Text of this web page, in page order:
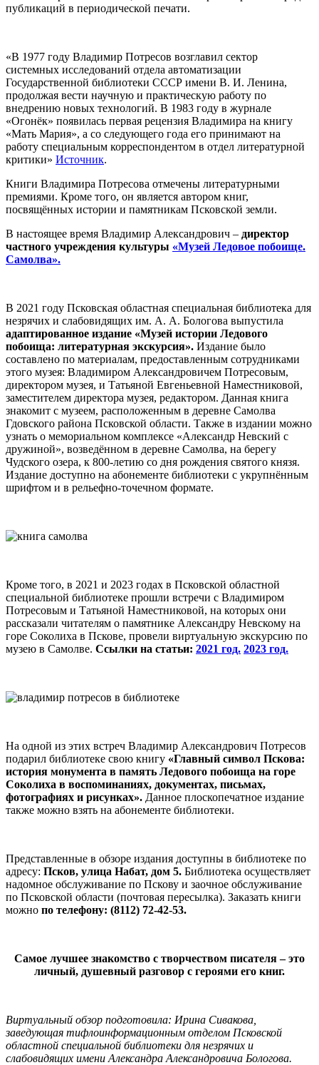
публикаций в периодической печати.
«В 1977 году Владимир Потресов возглавил сектор
системных исследований отдела автоматизации
Государственной библиотеки СССР имени В. И. Ленина,
продолжая вести научную и практическую работу по
внедрению новых технологий. В 1983 году в журнале
«Огонёк» появилась первая рецензия Владимира на книгу
«Мать Мария», а со следующего года его принимают на
работу специальным корреспондентом в отдел литературной
критики» Источник.
Книги Владимира Потресова отмечены литературными
премиями. Кроме того, он является автором книг,
посвящённых истории и памятникам Псковской земли.
В настоящее время Владимир Александрович – директор
частного учреждения культуры «Музей Ледовое побоище.
Самолва».
В 2021 году Псковская областная специальная библиотека для
незрячих и слабовидящих им. А. А. Бологова выпустила
адаптированное издание «Музей истории Ледового
побоища: литературная экскурсия». Издание было
составлено по материалам, предоставленным сотрудниками
этого музея: Владимиром Александровичем Потресовым,
директором музея, и Татьяной Евгеньевной Наместниковой,
заместителем директора музея, редактором. Данная книга
знакомит с музеем, расположенным в деревне Самолва
Гдовского района Псковской области. Также в издании можно
узнать о мемориальном комплексе «Александр Невский с
дружиной», возведённом в деревне Самолва, на берегу
Чудского озера, к 800-летию со дня рождения святого князя.
Издание доступно на абонементе библиотеки с укрупнённым
шрифтом и в рельефно-точечном формате.
Кроме того, в 2021 и 2023 годах в Псковской областной
специальной библиотеке прошли встречи с Владимиром
Потресовым и Татьяной Наместниковой, на которых они
рассказали читателям о памятнике Александру Невскому на
горе Соколиха в Пскове, провели виртуальную экскурсию по
музею в Самолве. Ссылки на статьи: 2021 год. 2023 год.
На одной из этих встреч Владимир Александрович Потресов
подарил библиотеке свою книгу «Главный символ Пскова:
история монумента в память Ледового побоища на горе
Соколиха в воспоминаниях, документах, письмах,
фотографиях и рисунках». Данное плоскопечатное издание
также можно взять на абонементе библиотеки.
Представленные в обзоре издания доступны в библиотеке по
адресу: Псков, улица Набат, дом 5. Библиотека осуществляет
надомное обслуживание по Пскову и заочное обслуживание
по Псковской области (почтовая пересылка). Заказать книги
можно по телефону: (8112) 72-42-53.
Самое лучшее знакомство с творчеством писателя – это
личный, душевный разговор с героями его книг.
Виртуальный обзор подготовила: Ирина Сивакова,
заведующая тифлоинформационным отделом Псковской
областной специальной библиотеки для незрячих и
слабовидящих имени Александра Александровича Бологова.